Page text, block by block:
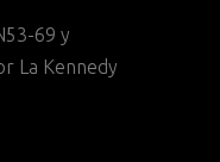
69 y
La Kennedy